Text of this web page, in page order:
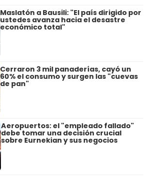
Maslatón a Bausili: "El país dirigido por
ustedes avanza hacia el desastre
económico total"
Cerraron 3 mil panaderías, cayó un
60% el consumo y surgen las "cuevas
de pan"
Aeropuertos: el "empleado fallado"
debe tomar una decisión crucial
sobre Eurnekian y sus negocios